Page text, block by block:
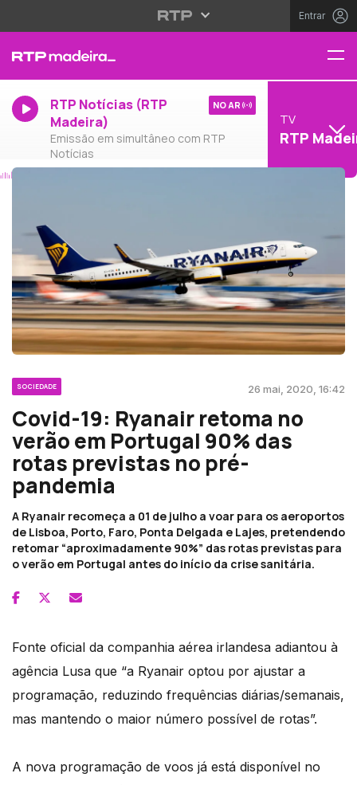
Entrar
RTP Notícias (RTP
Madeira)
Emissão em simultâneo com RTP
Notícias
NO AR
TV
RTP
SOCIEDADE 26 mai, 2020, 16:42
Covid-19: Ryanair retoma no
verão em Portugal 90% das
rotas previstas no pré-
pandemia
A Ryanair recomeça a 01 de julho a voar para os aeroportos
de Lisboa, Porto, Faro, Ponta Delgada e Lajes, pretendendo
retomar “aproximadamente 90%” das rotas previstas para
o verão em Portugal antes do início da crise sanitária.
Fonte oficial da companhia aérea irlandesa adiantou à
agência Lusa que “a Ryanair optou por ajustar a
programação, reduzindo frequências diárias/semanais,
mas mantendo o maior número possível de rotas”.
A nova programação de voos já está disponível no